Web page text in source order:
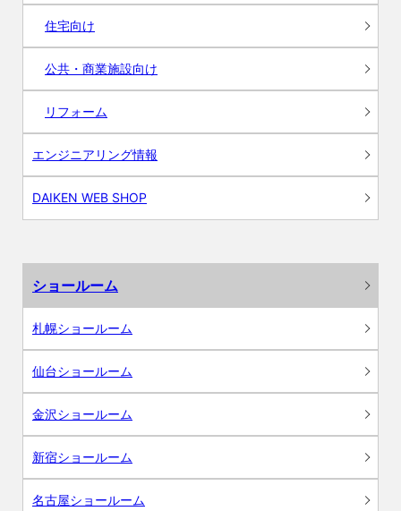
住宅向け
公共・商業施設向け
リフォーム
エンジニアリング情報
DAIKEN WEB SHOP
ショールーム
札幌ショールーム
仙台ショールーム
金沢ショールーム
新宿ショールーム
名古屋ショールーム